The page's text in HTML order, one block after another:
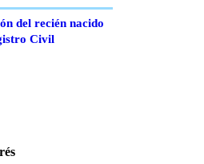
del recién nacido
Civil